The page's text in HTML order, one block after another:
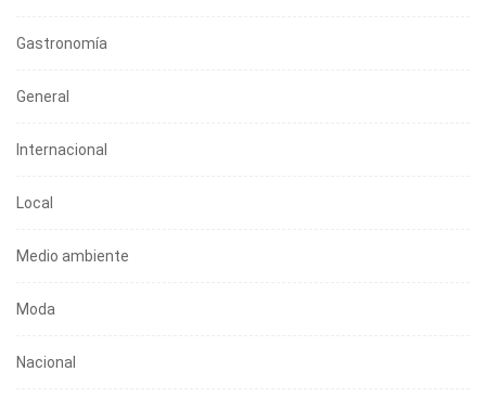
Gastronomía
General
Internacional
Local
Medio ambiente
Moda
Nacional